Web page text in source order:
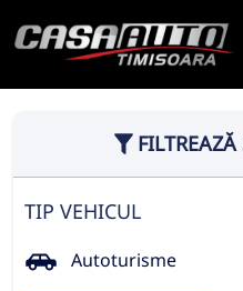
TIP VEHICUL
Autoturisme